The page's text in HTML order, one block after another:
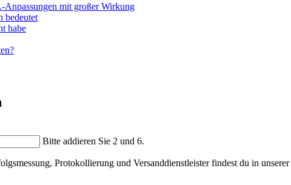
mit großer Wirkung
bedeutet
habe
Bitte addieren Sie 2 und 6.
Protokollierung und Versanddienstleister findest du in unserer